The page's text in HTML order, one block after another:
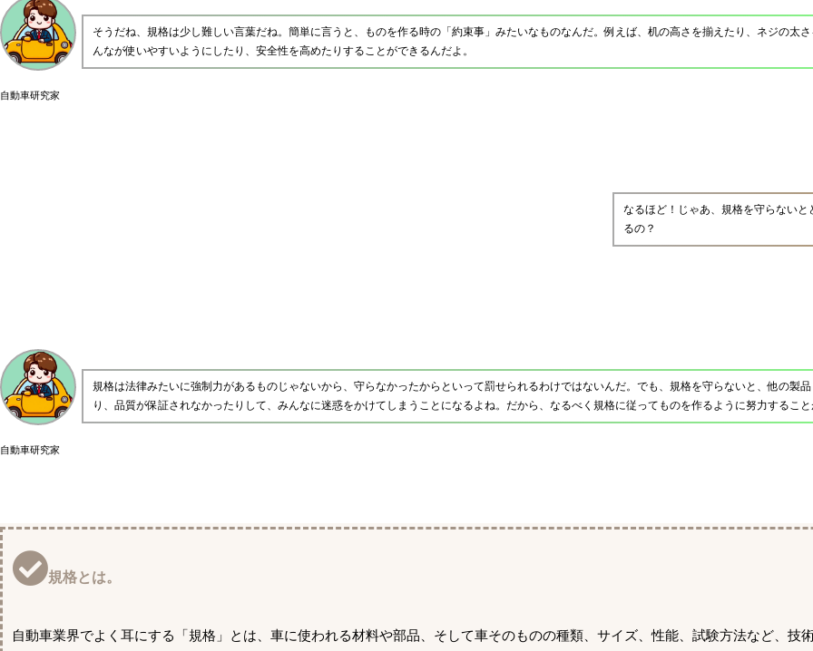
自動車研究家
そうだね、規格は少し難しい言葉だね。簡単に言うと、ものを作る時の「約束事」みたいなものなんだ。例えば、机の高さを揃えたり、ネジの太
んなが使いやすいようにしたり、安全性を高めたりすることができるんだよ。
なるほど！じゃあ、規格を守らないと
るの？
自動車研究家
規格は法律みたいに強制力があるものじゃないから、守らなかったからといって罰せられるわけではないんだ。でも、規格を守らないと、他の製
り、品質が保証されなかったりして、みんなに迷惑をかけてしまうことになるよね。だから、なるべく規格に従ってものを作るように努力するこ
規格とは。
自動車業界でよく耳にする「規格」とは、車に使われる材料や部品、そして車そのものの種類、サイズ、性能、試験方法など、技